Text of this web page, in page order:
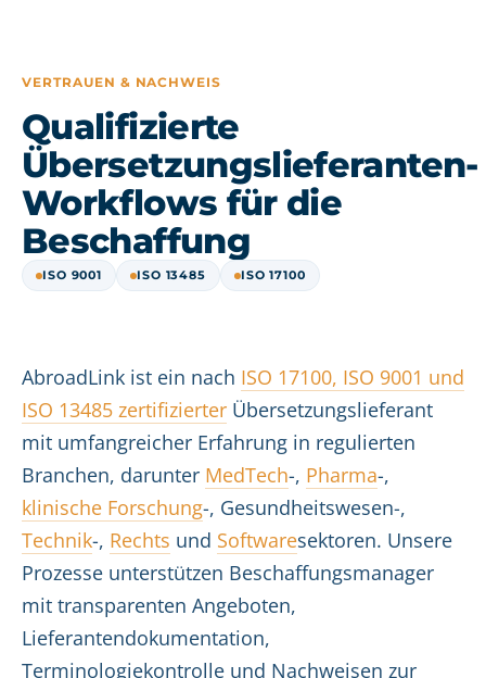
VERTRAUEN & NACHWEIS
Qualifizierte
Übersetzungslieferanten-
Workflows für die
Beschaffung
ISO 9001 ISO 13485 ISO 17100
AbroadLink ist ein nach ISO 17100, ISO 9001 und
ISO 13485 zertifizierter Übersetzungslieferant
mit umfangreicher Erfahrung in regulierten
Branchen, darunter MedTech-, Pharma-,
klinische Forschung-, Gesundheitswesen-,
Technik-, Rechts und Softwaresektoren. Unsere
Prozesse unterstützen Beschaffungsmanager
mit transparenten Angeboten,
Lieferantendokumentation,
Terminologiekontrolle und Nachweisen zur